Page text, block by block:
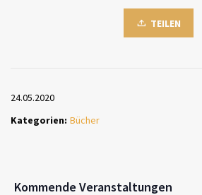
TEILEN
24.05.2020
Kategorien: Bücher
Kommende Veranstaltungen